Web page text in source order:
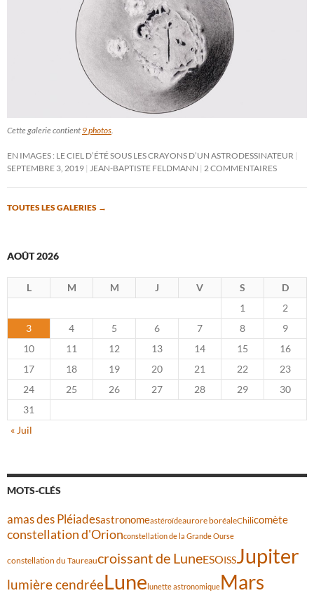
Cette galerie contient 9 photos
EN IMAGES : LE CIEL D’ÉTÉ SOUS LES CRAYONS D’UN ASTRODESSINATEUR
SEPTEMBRE 3, 2019
JEAN-BAPTISTE FELDMANN 2 COMMENTAIRES
TOUTES LES GALERIES →
AOÛT 2026
L M M J V S
D
1
2
3
4 5 6 7 8
9
10
11 12 13 14 15
16
17
18 19 20 21 22
23
24
25 26 27 28 29
30
31
« Juil
MOTS-CLÉS
amas des Pléiadesastronomeastéroïdeaurore boréaleChilicomète
constellation d'Orionconstellation de la Grande Ourse
constellation du Taureaucroissant de LuneESOISSJupiter
lumière cendréeLunelunette astronomiqueMars